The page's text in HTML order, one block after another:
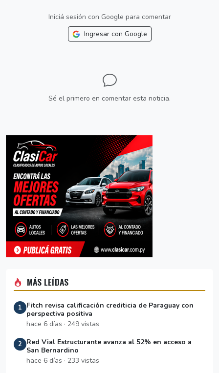
Iniciá sesión con Google para comentar
Ingresar con Google
Sé el primero en comentar esta noticia.
MÁS LEÍDAS
1
Fitch revisa calificación crediticia de Paraguay con
perspectiva positiva
hace 6 días · 249 vistas
2
Red Vial Estructurante avanza al 52% en acceso a
San Bernardino
hace 6 días · 233 vistas